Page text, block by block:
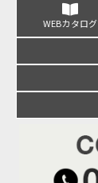
WEBカタログ